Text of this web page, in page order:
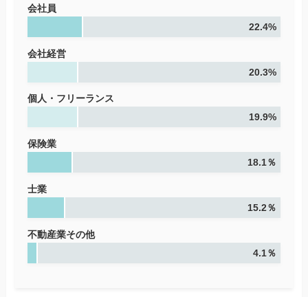
会社員
22.4%
会社経営
20.3%
個人・フリーランス
19.9%
保険業
18.1％
士業
15.2％
不動産業その他
4.1％